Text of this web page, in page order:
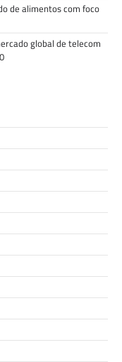
de alimentos com foco
global de telecom